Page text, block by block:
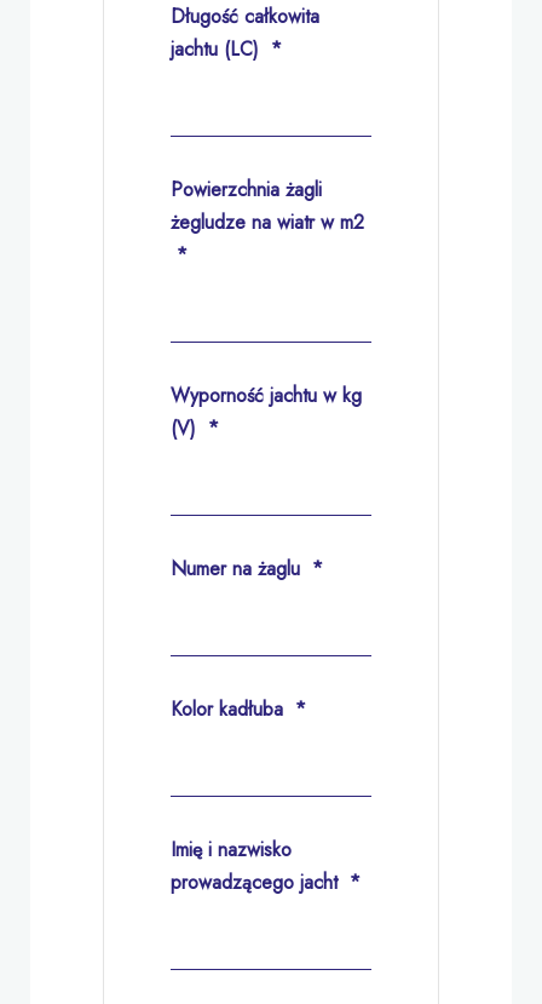
Długość całkowita
jachtu (LC) *
Powierzchnia żagli
żegludze na wiatr w m2
*
Wyporność jachtu w kg
(V) *
Numer na żaglu *
Kolor kadłuba *
Imię i nazwisko
prowadzącego jacht *